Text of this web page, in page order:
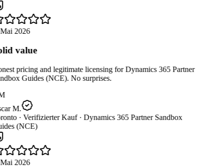
2026
value
pricing and legitimate licensing for Dynamics 365 Partner
Guides (NCE). No surprises.
M.
· Verifizierter Kauf · Dynamics 365 Partner Sandbox
(NCE)
2026